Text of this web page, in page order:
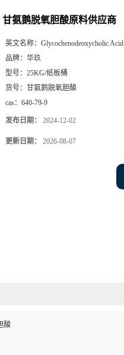
甘氨鹅脱氧胆酸原料供应商
英文名称： Glycochenodeoxycholic Acid
品牌： 华玖
型号： 25KG/纸板桶
货号： 甘氨鹅脱氧胆酸
cas： 640-79-9
发布日期： 2024-12-02
更新日期： 2026-08-07
酸